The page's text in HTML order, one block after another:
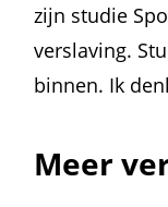
zijn studie
verslaving.
binnen. Ik
Meer